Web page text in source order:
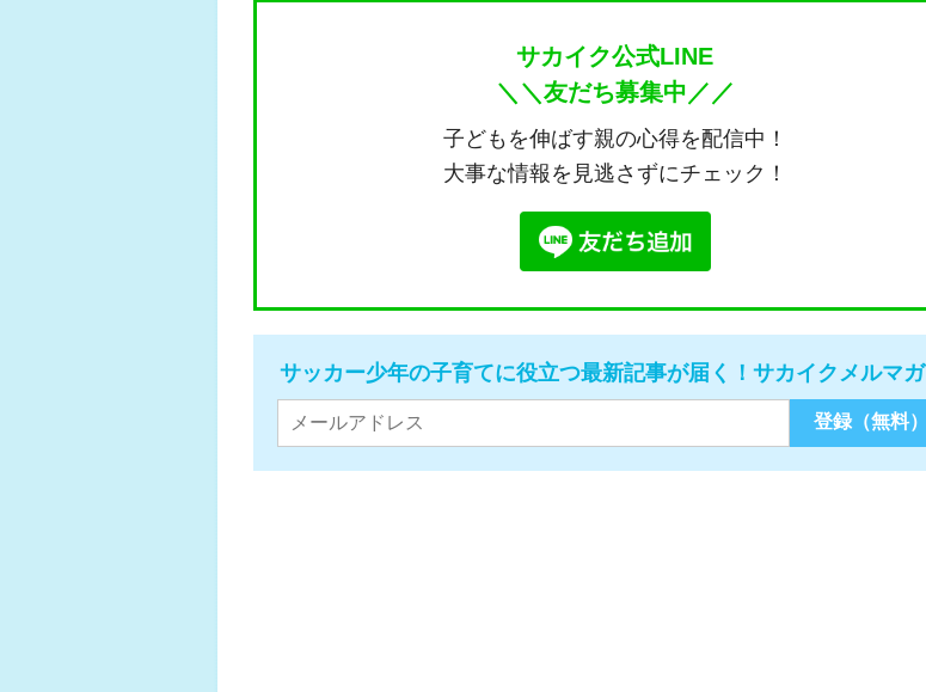
サカイク公式LINE
＼＼友だち募集中／／
子どもを伸ばす親の心得を配信中！
大事な情報を見逃さずにチェック！
サッカー少年の子育てに役立つ最新記事が届く！サカイクメルマガ